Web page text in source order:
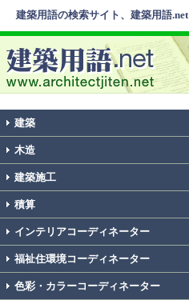
建築用語の検索サイト、建築用語.net
建築
木造
建築施工
積算
インテリアコーディネーター
福祉住環境コーディネーター
色彩・カラーコーディネーター